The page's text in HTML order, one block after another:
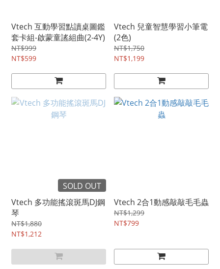
Vtech 互動學習點讀桌圖鑑
套卡組-啟蒙童謠組曲(2-4Y)
NT$999
NT$599
Vtech 兒童智慧學習小筆電
(2色)
NT$1,750
NT$1,199
SOLD OUT
Vtech 多功能搖滾斑馬DJ鋼
琴
NT$1,880
NT$1,212
Vtech 2合1動感敲敲毛毛蟲
NT$1,299
NT$799